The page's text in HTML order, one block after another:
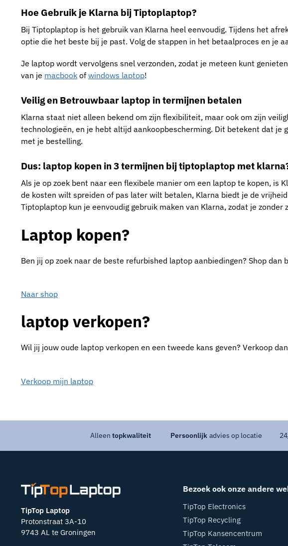
Hoe Gebruik je Klarna bij Tiptoplaptop?
Bij Tiptoplaptop is het gebruik van Klarna heel eenvoudig. Tijdens het
optie die het beste bij je past. Volg de stappen in het betaalproces en je
Je laptop wordt vervolgens snel verzonden, zodat je meteen kunt
van je macbookof windows laptop!
Veilig en Betrouwbaar laptop in termijnen betalen
Klarna staat niet alleen bekend om zijn flexibiliteit, maar ook om zijn
technologieën, en je hebt altijd aankoopbescherming. Dit betekent dat je
met je bestelling.
Dus: laptop kopen in 3 termijnen bij tiptoplaptop met
Als je op zoek bent naar een flexibele manier om een laptop te kopen, is
de kosten wilt spreiden of pas later wilt betalen, Klarna biedt je de
Tiptoplaptop kun je eenvoudig gebruik maken van Klarna, zodat je
Laptop kopen?
Ben jij op zoek naar de beste refurbished laptop aanbiedingen? Shop dan
Naar shop
laptop verkopen?
Wil jij jouw oude laptop verkopen en een tweede kans geven? Verkoop
Verkoop mijn laptop
Alleen topkwaliteit Persoonlijk advies op locatie
TipTop Laptop
Protonstraat 3A-10
9743 AL te Groningen
Bezoek ook onze andere
TipTop Electronics
TipTop Recycling
TipTop Kansencentrum